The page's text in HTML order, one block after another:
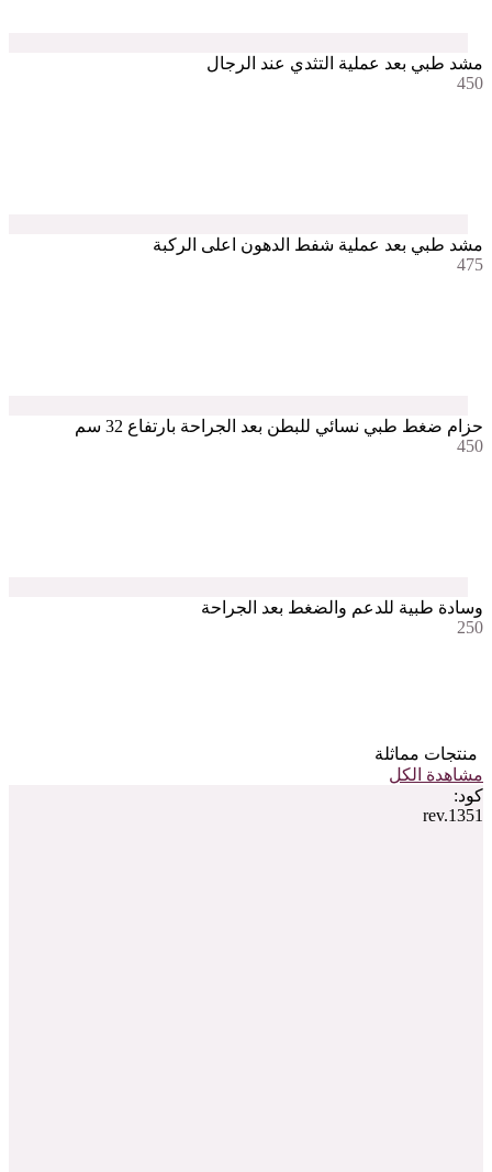
مشد طبي بعد عملية التثدي عند الرجال
450
مشد طبي بعد عملية شفط الدهون اعلى الركبة
475
حزام ضغط طبي نسائي للبطن بعد الجراحة بارتفاع 32 سم
450
وسادة طبية للدعم والضغط بعد الجراحة
250
منتجات مماثلة
مشاهدة الكل
كود:
rev.1351